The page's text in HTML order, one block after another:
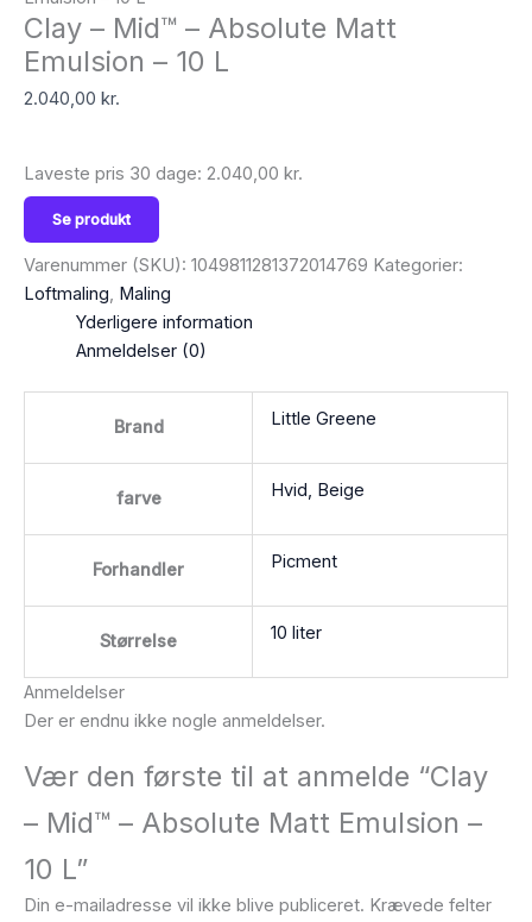
Clay – Mid™ – Absolute Matt
Emulsion – 10 L
2.040,00 kr.
Laveste pris 30 dage: 2.040,00 kr.
Se produkt
Varenummer (SKU): 1049811281372014769 Kategorier:
Loftmaling, Maling
Yderligere information
Anmeldelser (0)
Brand Little Greene
farve Hvid, Beige
Forhandler Picment
Størrelse 10 liter
Anmeldelser
Der er endnu ikke nogle anmeldelser.
Vær den første til at anmelde “Clay
– Mid™ – Absolute Matt Emulsion –
10 L”
Din e-mailadresse vil ikke blive publiceret. Krævede felter